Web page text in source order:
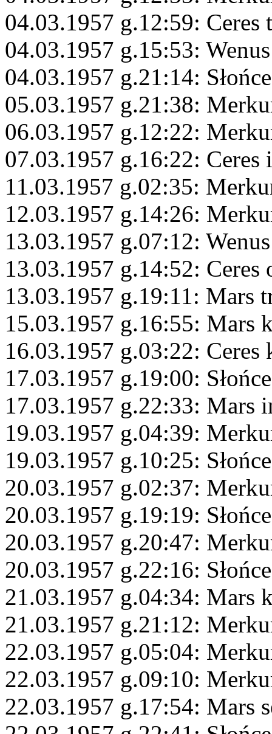
04.03.1957 g.12:59: Ceres
04.03.1957 g.15:53:
04.03.1957 g.21:14:
05.03.1957 g.21:38:
06.03.1957 g.12:22:
07.03.1957 g.16:22: Ceres
11.03.1957 g.02:35:
12.03.1957 g.14:26:
13.03.1957 g.07:12:
13.03.1957 g.14:52: Ceres
13.03.1957 g.19:11: Mars
15.03.1957 g.16:55: Mars
16.03.1957 g.03:22: Ceres
17.03.1957 g.19:00:
17.03.1957 g.22:33: Mars
19.03.1957 g.04:39:
19.03.1957 g.10:25:
20.03.1957 g.02:37:
20.03.1957 g.19:19:
20.03.1957 g.20:47:
20.03.1957 g.22:16:
21.03.1957 g.04:34: Mars
21.03.1957 g.21:12:
22.03.1957 g.05:04:
22.03.1957 g.09:10:
22.03.1957 g.17:54: Mars